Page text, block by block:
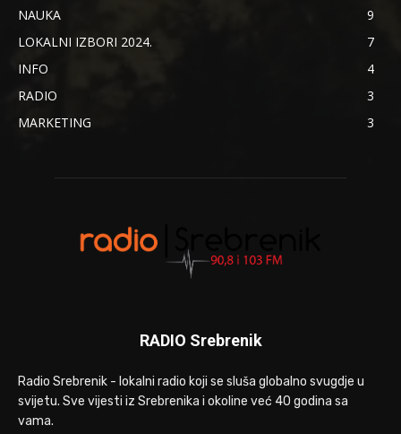
NAUKA
9
LOKALNI IZBORI 2024.
7
INFO
4
RADIO
3
MARKETING
3
RADIO Srebrenik
Radio Srebrenik - lokalni radio koji se sluša globalno svugdje u
svijetu. Sve vijesti iz Srebrenika i okoline već 40 godina sa
vama.